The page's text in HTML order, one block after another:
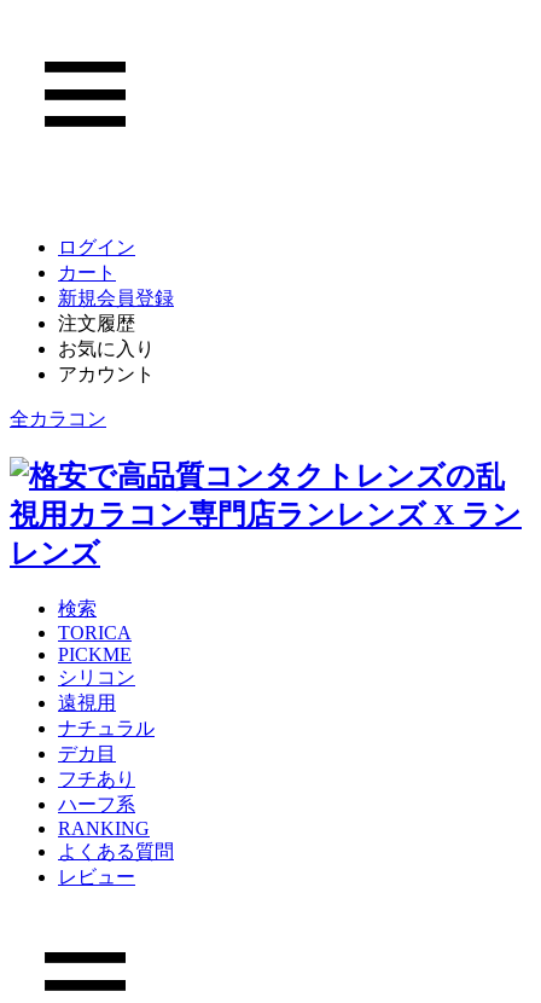
ログイン
カート
新規会員登録
注文履歴
お気に入り
アカウント
全カラコン
検索
TORICA
PICKME
シリコン
遠視用
ナチュラル
デカ目
フチあり
ハーフ系
RANKING
よくある質問
レビュー